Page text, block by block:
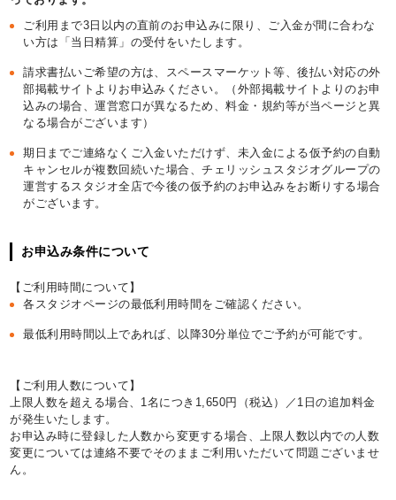
ご利用まで3日以内の直前のお申込みに限り、ご入金が間に合わな
い方は「当日精算」の受付をいたします。
請求書払いご希望の方は、スペースマーケット等、後払い対応の外
部掲載サイトよりお申込みください。（外部掲載サイトよりのお申
込みの場合、運営窓口が異なるため、料金・規約等が当ページと異
なる場合がございます）
期日までご連絡なくご入金いただけず、未入金による仮予約の自動
キャンセルが複数回続いた場合、チェリッシュスタジオグループの
運営するスタジオ全店で今後の仮予約のお申込みをお断りする場合
がございます。
お申込み条件について
【ご利用時間について】
各スタジオページの最低利用時間をご確認ください。
最低利用時間以上であれば、以降30分単位でご予約が可能です。
【ご利用人数について】
上限人数を超える場合、1名につき1,650円（税込）／1日の追加料金
が発生いたします。
お申込み時に登録した人数から変更する場合、上限人数以内での人数
変更については連絡不要でそのままご利用いただいて問題ございませ
ん。